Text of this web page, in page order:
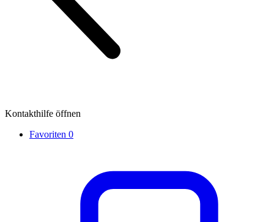
Kontakthilfe öffnen
Favoriten 0